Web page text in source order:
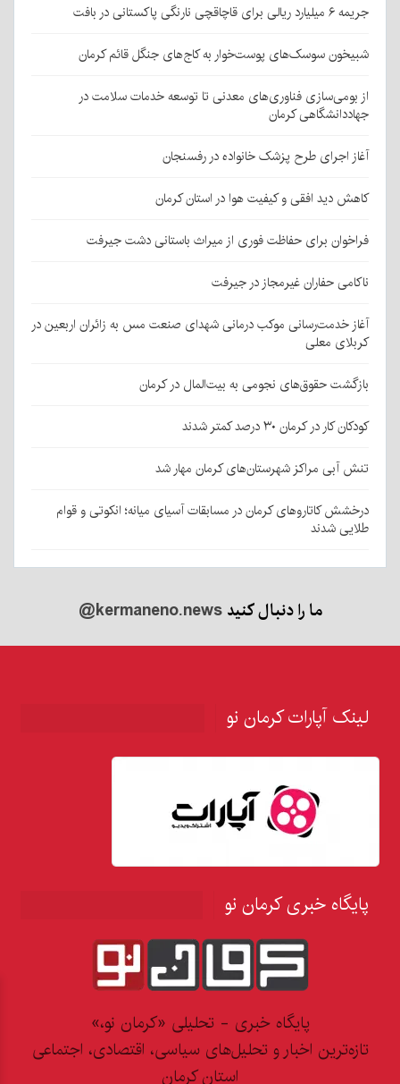
جریمه ۶ میلیارد ریالی برای قاچاقچی نارنگی پاکستانی در بافت
شبیخون سوسک‌های پوست‌خوار به کاج‌های جنگل قائم کرمان
از بومی‌سازی فناوری‌های معدنی تا توسعه خدمات سلامت در
جهاددانشگاهی کرمان
آغاز اجرای طرح پزشک خانواده در رفسنجان
کاهش دید افقی و کیفیت هوا در استان کرمان
فراخوان برای حفاظت فوری از میراث باستانی دشت جیرفت
ناکامی حفاران غیرمجاز در جیرفت
آغاز خدمت‌رسانی موکب درمانی شهدای صنعت مس به زائران اربعین در
کربلای معلی
بازگشت حقوق‌های نجومی به بیت‌المال در کرمان
کودکان کار در کرمان ۳۰ درصد کمتر شدند
تنش آبی مراکز شهرستان‌های کرمان مهار شد
درخشش کاتاروهای کرمان در مسابقات آسیای میانه؛ انکوتی و قوام
طلایی شدند
ما را دنبال کنید@kermaneno.news
لینک آپارات کرمان نو
پایگاه خبری کرمان نو
پایگاه خبری - تحلیلی «کرمان نو،»
تازه‌ترین اخبار و تحلیل‌های سیاسی، اقتصادی، اجتماعی
استان کرمان